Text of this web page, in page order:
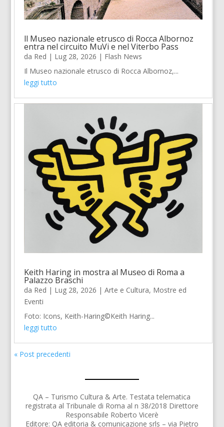
ll Museo nazionale etrusco di Rocca Albornoz
entra nel circuito MuVi e nel Viterbo Pass
da Red | Lug 28, 2026 | Flash News
Il Museo nazionale etrusco di Rocca Albornoz,...
leggi tutto
Keith Haring in mostra al Museo di Roma a
Palazzo Braschi
da Red | Lug 28, 2026 |Arte e Cultura, Mostre ed
Eventi
Foto: Icons, Keith-Haring©Keith Haring...
leggi tutto
« Post precedenti
QA – Turismo Cultura & Arte. Testata telematica
registrata al Tribunale di Roma al n 38/2018 Direttore
Responsabile Roberto Vicerè
Editore: QA editoria & comunicazione srls – via Pietro